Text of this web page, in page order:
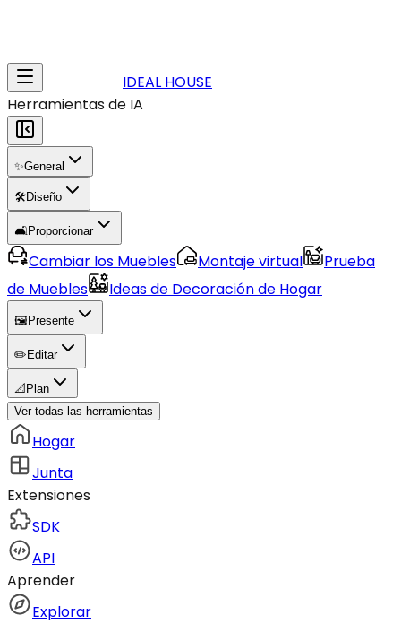
IDEAL HOUSE
Herramientas de IA
✨General
🛠️Diseño
🛋️Proporcionar
Cambiar los Muebles Montaje virtual
Prueba
de Muebles
Ideas de Decoración de Hogar
🖼️ Presente
✏️ Editar
📐 Plan
Ver todas las herramientas
Hogar
Junta
Extensiones
SDK
API
Aprender
Explorar